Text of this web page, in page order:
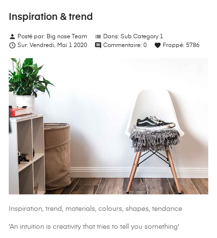
Inspiration & trend
person Posté par: Big nose Team list Dans: Sub Category 1
 Sur: Vendredi, Mai 1 2020 comment Commentaire: 0 favorite Frappé: 5786
Inspiration, trend, materials, colours, shapes, tendance
'An intuition is creativity that tries to tell you something'